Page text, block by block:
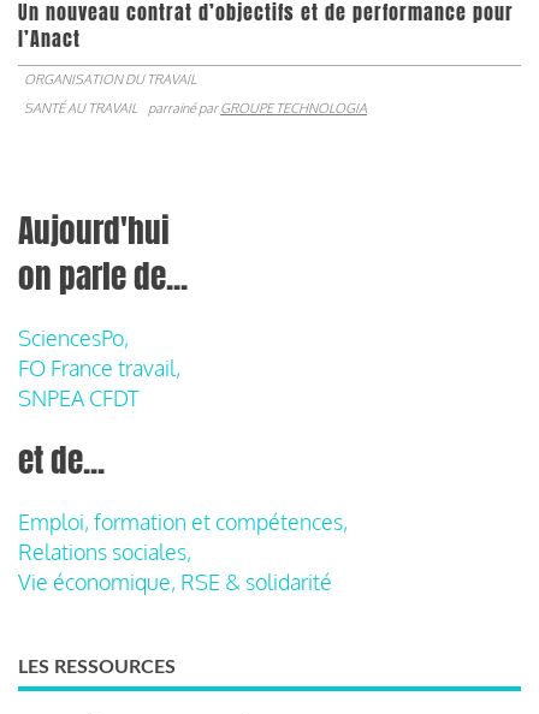
Un nouveau contrat d’objectifs et de performance pour
l’Anact
ORGANISATION DU TRAVAIL
SANTÉ AU TRAVAIL
parrainé parGROUPE TECHNOLOGIA
Aujourd'hui
on parle de...
SciencesPo,
FO France travail,
SNPEA CFDT
et de...
Emploi, formation et compétences,
Relations sociales,
Vie économique, RSE & solidarité
LES RESSOURCES